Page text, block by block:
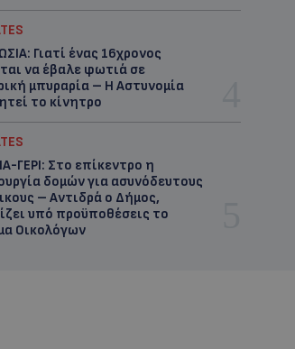
Γιατί ένας 16χρονος
να έβαλε φωτιά σε
μπυραρία – Η Αστυνομία
το κίνητρο
ΓΕΡΙ: Στο επίκεντρο η
δομών για ασυνόδευτους
– Αντιδρά ο Δήμος,
υπό προϋποθέσεις το
Οικολόγων